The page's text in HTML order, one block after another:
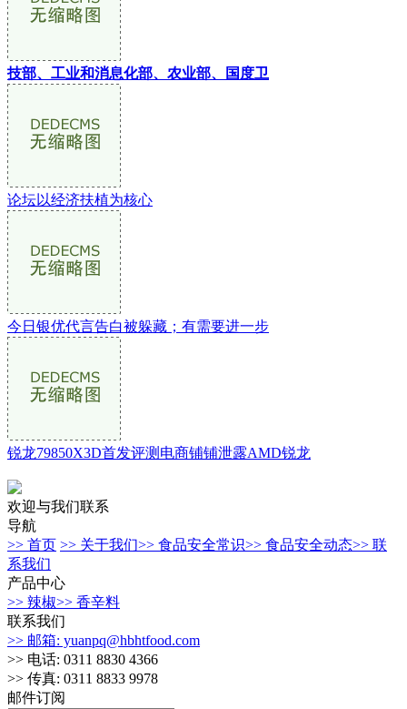
技部、工业和消息化部、农业部、国度卫
论坛以经济扶植为核心
今日银优代言告白被躲藏；有需要进一步
锐龙79850X3D首发评测电商铺铺泄露AMD锐龙
欢迎与我们联系
导航
>> 首页 >> 关于我们>> 食品安全常识>> 食品安全动态>> 联
系我们
产品中心
>> 辣椒>> 香辛料
联系我们
>> 邮箱: yuanpq@hbhtfood.com
>> 电话: 0311 8830 4366
>> 传真: 0311 8833 9978
邮件订阅